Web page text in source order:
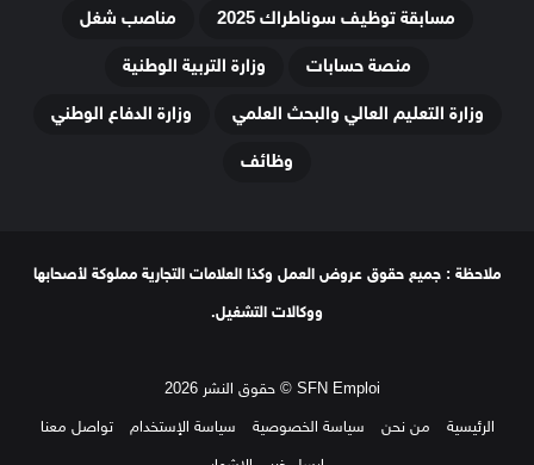
مسابقة توظيف سوناطراك 2025
مناصب شغل
منصة حسابات
وزارة التربية الوطنية
وزارة التعليم العالي والبحث العلمي
وزارة الدفاع الوطني
وظائف
ملاحظة : جميع حقوق عروض العمل وكذا العلامات التجارية مملوكة لأصحابها
ووكالات التشغيل.
SFN Emploi © حقوق النشر 2026
الرئيسية
من نحن سياسة الخصوصية سياسة الإستخدام
تواصل معنا